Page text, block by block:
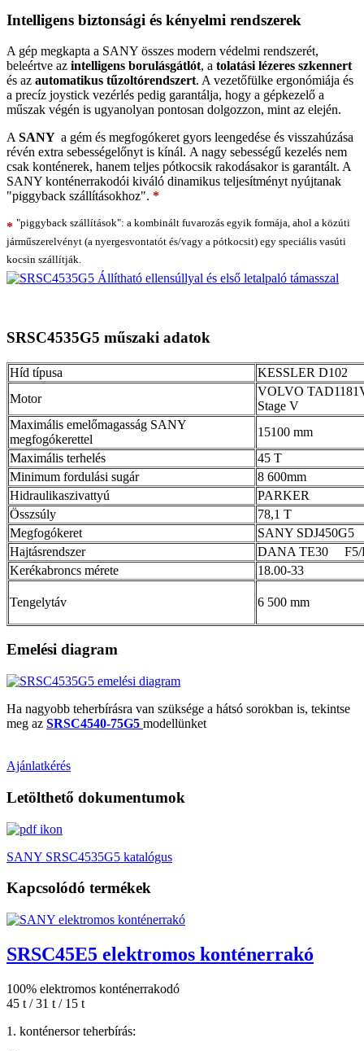
Intelligens biztonsági és kényelmi rendszerek
A gép megkapta a SANY összes modern védelmi rendszerét,
beleértve az intelligens borulásgátlót, a tolatási lézeres szkennert
és az automatikus tűzoltórendszert. A vezetőfülke ergonómiája és
a precíz joystick vezérlés pedig garantálja, hogy a gépkezelő a
műszak végén is ugyanolyan pontosan dolgozzon, mint az elején.
A SANY a gém és megfogókeret gyors leengedése és visszahúzása
révén extra sebességelőnyt is kínál. A nagy sebességű kezelés nem
csak konténerek, hanem teljes pótkocsik rakodásakor is garantált. A
SANY konténerrakodói kiváló dinamikus teljesítményt nyújtanak
"piggyback szállításokhoz". *
* "piggyback szállítások": a kombinált fuvarozás egyik formája, ahol a közúti
járműszerelvényt (a nyergesvontatót és/vagy a pótkocsit) egy speciális vasúti
kocsin szállítják.
SRSC4535G5 műszaki adatok
Híd típusa
KESSLER D102
Motor
VOLVO
Stage V
Maximális emelőmagasság SANY
megfogókerettel
15100 mm
Maximális terhelés
45 T
Minimum fordulási sugár
8 600mm
Hidraulikaszivattyú
PARKER
Összsúly
78,1 T
Megfogókeret
SANY SDJ450G5
Hajtásrendszer
DANA TE30 F5/
Kerékabroncs mérete
18.00-33
Tengelytáv 6 500 mm
Emelési diagram
Ha nagyobb teherbírásra van szüksége a hátsó sorokban is, tekintse
meg az SRSC4540-75G5 modellünket
Ajánlatkérés
Letölthető dokumentumok
SANY SRSC4535G5 katalógus
Kapcsolódó termékek
SRSC45E5 elektromos konténerrakó
100% elektromos konténerrakodó
45 t / 31 t / 15 t
1. konténersor teherbírás: